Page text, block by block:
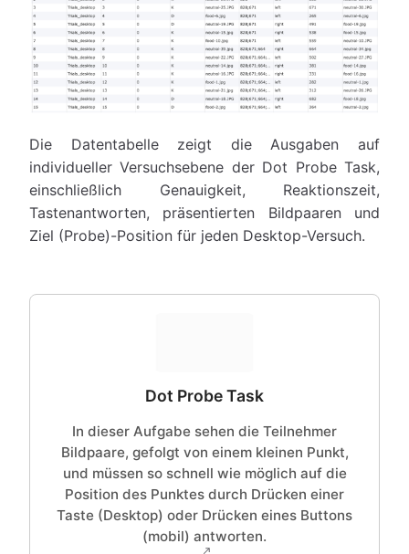
Die Datentabelle zeigt die Ausgaben auf
individueller Versuchsebene der Dot Probe Task,
einschließlich Genauigkeit, Reaktionszeit,
Tastenantworten, präsentierten Bildpaaren und
Ziel (Probe)-Position für jeden Desktop-Versuch.
Dot Probe Task
In dieser Aufgabe sehen die Teilnehmer
Bildpaare, gefolgt von einem kleinen Punkt,
und müssen so schnell wie möglich auf die
Position des Punktes durch Drücken einer
Taste (Desktop) oder Drücken eines Buttons
(mobil) antworten.